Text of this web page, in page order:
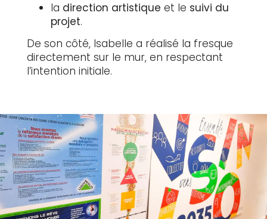
la direction artistique et le suivi du
projet.
De son côté, Isabelle a réalisé la fresque
directement sur le mur, en respectant
l’intention initiale.